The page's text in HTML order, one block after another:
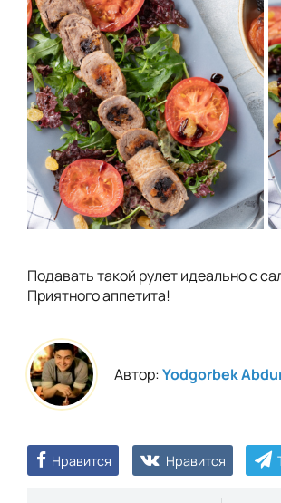
Подавать такой рулет идеально с
Приятного аппетита!
Автор:Yodgorbek
Нравится Нравится